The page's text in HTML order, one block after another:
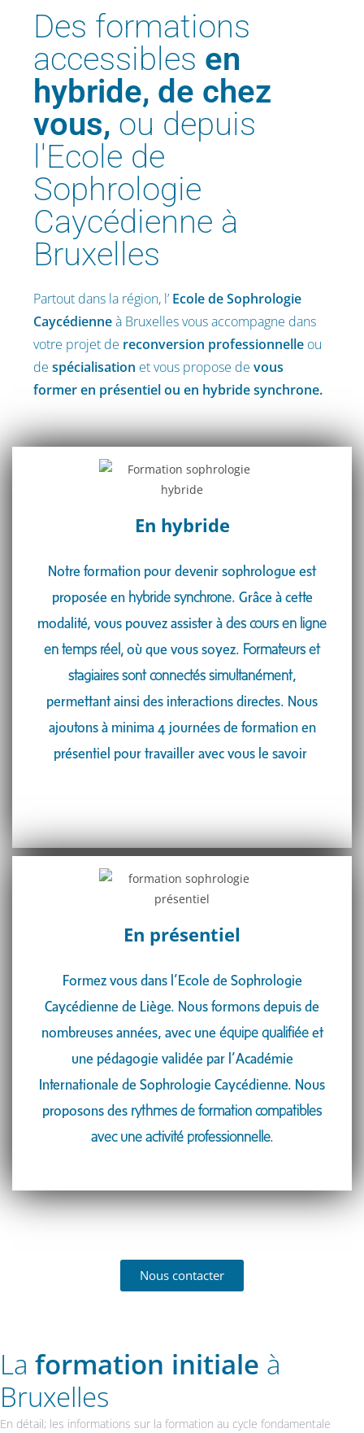
Des formations
accessibles en
hybride, de chez
vous, ou depuis
l'Ecole de
Sophrologie
Caycédienne à
Bruxelles
Partout dans la région, l’ Ecole de Sophrologie
Caycédienneà Bruxelles vous accompagne dans
votre projet de reconversion professionnelle ou
despécialisation et vous propose devous
former en présentiel ou en hybride synchrone.
En hybride​
Notre formation pour devenir sophrologue est
proposée en hybride synchrone. Grâce à cette
modalité, vous pouvez assister à des cours en ligne
en temps réel, où que vous soyez. Formateurs et
stagiaires sont connectés simultanément,
permettant ainsi des interactions directes. Nous
ajoutons à minima 4 journées de formation en
présentiel pour travailler avec vous le savoir
En présentiel
Formez vous dans l’Ecole de Sophrologie
Caycédienne de Liège. Nous formons depuis de
nombreuses années, avec une équipe qualifiée et
une pédagogie validée par l’Académie
Internationale de Sophrologie Caycédienne. Nous
proposons des rythmes de formation compatibles
avec une activité professionnelle.
Nous contacter
La formation initiale à
Bruxelles
En détail; les informations sur la formation au cycle fondamentale